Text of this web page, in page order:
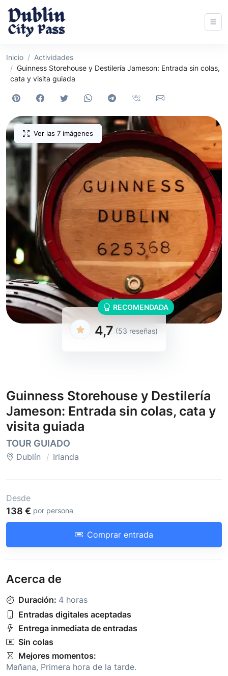
Inicio
Actividades
Guinness Storehouse y Destilería Jameson: Entrada sin colas,
cata y visita guiada
Ver las 7 imágenes
RECOMENDADA
4,7 (53 reseñas)
Guinness Storehouse y Destilería
Jameson: Entrada sin colas, cata y
visita guiada
TOUR GUIADO
Dublín Irlanda
Desde
138 € por persona
Comprar entrada
Acerca de
Duración: 4 horas
Entradas digitales aceptadas
Entrega inmediata de entradas
Sin colas
Mejores momentos:
Mañana, Primera hora de la tarde.